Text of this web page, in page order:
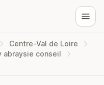
Centre-Val de Loire
abraysie conseil